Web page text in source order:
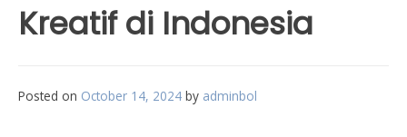
Kreatif di Indonesia
Posted on October 14, 2024 by adminbol